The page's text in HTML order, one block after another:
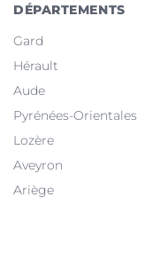
DÉPARTEMENTS
Gard
Hérault
Aude
Pyrénées-Orientales
Lozère
Aveyron
Ariège